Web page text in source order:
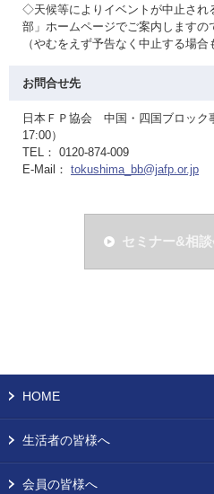
◇天候等によりイベントが中止され
部」ホームページでご案内しますの
（やむをえず予告なく中止する場合
お問合せ先
日本ＦＰ協会 中国・四国ブロッ
17:00）
TEL： 0120-874-009
E-Mail： tokushima_bb@jafp.or.jp
セミナー&相
HOME
生活者の皆様へ
会員の皆様へ